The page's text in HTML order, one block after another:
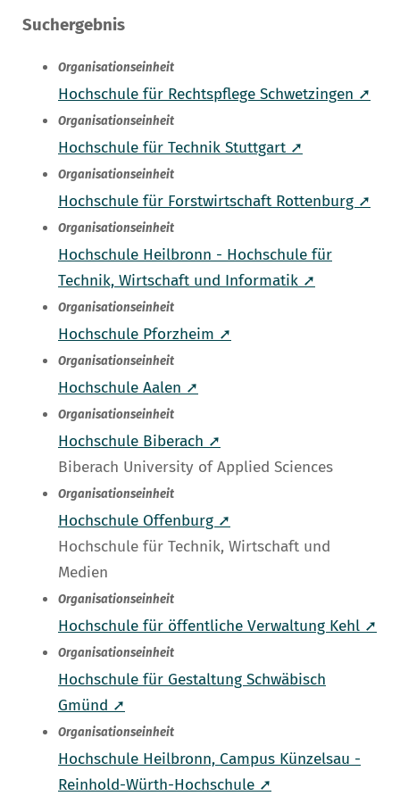
Suchergebnis
Organisationseinheit
Hochschule für Rechtspflege Schwetzingen ➚
Organisationseinheit
Hochschule für Technik Stuttgart ➚
Organisationseinheit
Hochschule für Forstwirtschaft Rottenburg ➚
Organisationseinheit
Hochschule Heilbronn - Hochschule für
Technik, Wirtschaft und Informatik ➚
Organisationseinheit
Hochschule Pforzheim ➚
Organisationseinheit
Hochschule Aalen ➚
Organisationseinheit
Hochschule Biberach ➚
Biberach University of Applied Sciences
Organisationseinheit
Hochschule Offenburg ➚
Hochschule für Technik, Wirtschaft und
Medien
Organisationseinheit
Hochschule für öffentliche Verwaltung Kehl ➚
Organisationseinheit
Hochschule für Gestaltung Schwäbisch
Gmünd ➚
Organisationseinheit
Hochschule Heilbronn, Campus Künzelsau -
Reinhold-Würth-Hochschule ➚